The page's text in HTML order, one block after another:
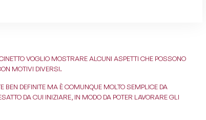
VOGLIO MOSTRARE ALCUNI ASPETTI CHE POSSONO
MOTIVI DIVERSI.
BEN DEFINITE MA È COMUNQUE MOLTO SEMPLICE DA
DA CUI INIZIARE, IN MODO DA POTER LAVORARE GLI